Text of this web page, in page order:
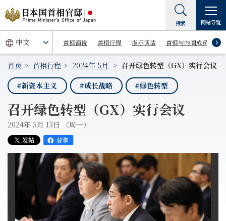
首相演说 首相行程 指示谈话 首相与内阁成员
搜索 网站导览
首页 首相行程 2024年 5月
召开绿色转型（GX）实行会议
#新资本主义
#成长战略 #绿色转型
召开绿色转型（GX）实行会议
2024年 5月 13日 （周一）